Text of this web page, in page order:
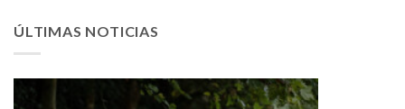
ÚLTIMAS NOTICIAS